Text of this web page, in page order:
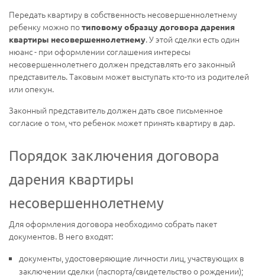
Передать квартиру в собственность несовершеннолетнему
ребенку можно потиповому образцу договора дарения
квартиры несовершеннолетнему. У этой сделки есть один
нюанс - при оформлении соглашения интересы
несовершеннолетнего должен представлять его законный
представитель. Таковым может выступать кто-то из родителей
или опекун.
Законный представитель должен дать свое письменное
согласие о том, что ребенок может принять квартиру в дар.
Порядок заключения договора
дарения квартиры
несовершеннолетнему
Для оформления договора необходимо собрать пакет
документов. В него входят:
документы, удостоверяющие личности лиц, участвующих в
заключении сделки (паспорта/свидетельство о рождении);